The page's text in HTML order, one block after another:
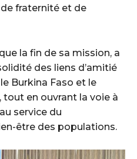
fraternité et de
la fin de sa mission, a
des liens d’amitié
Burkina Faso et le
tout en ouvrant la voie à
service du
être des populations.